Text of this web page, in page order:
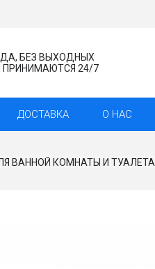
БЕЗ ВЫХОДНЫХ
ПРИНИМАЮТСЯ 24/7
ДОСТАВКА О НАС
ВАННОЙ КОМНАТЫ И ТУАЛЕТА